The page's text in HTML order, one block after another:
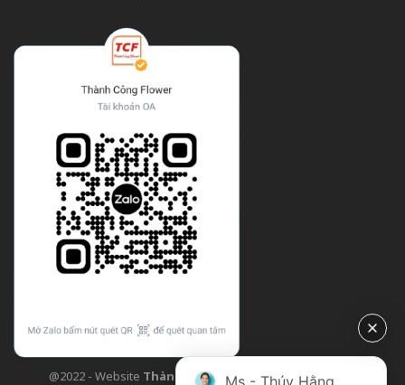
@2022 - Website Thành Công Flower| Design bởi
Ms - Thúy Hằng